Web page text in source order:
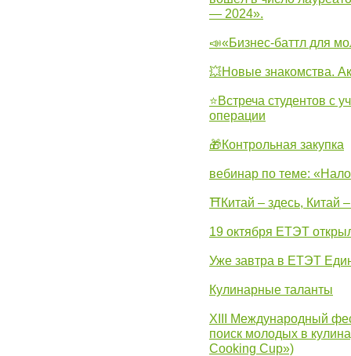
— 2024».
📣«Бизнес-баттл для
💥Новые знакомства.
⭐Встреча студентов с
операции
🎁Контрольная закупка
вебинар по теме:
⛩Китай – здесь, Китай
19 октября ЕТЭТ
Уже завтра в ЕТЭТ
Кулинарные таланты
XIII Международный
поиск молодых в
Cooking Cup»)